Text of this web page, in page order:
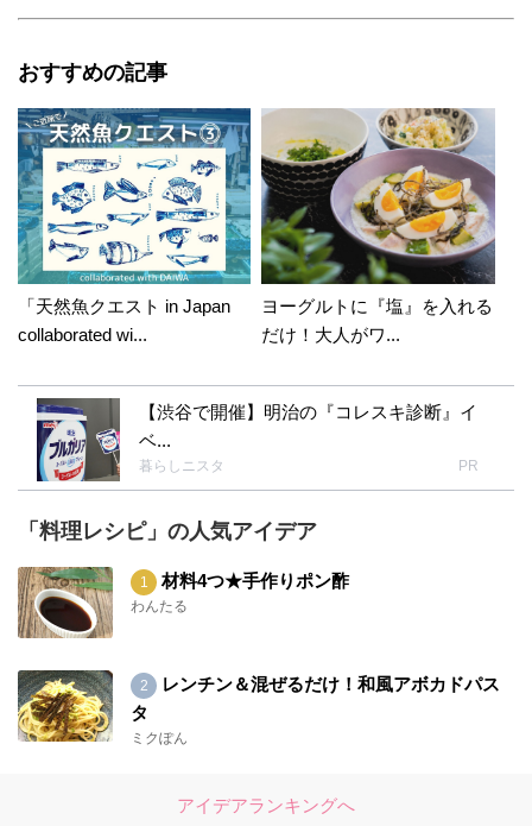
2018年1月12日 17:59
ひこまるさん、こんばんは。 美味しそうな豚マヨ
チーズレシピですね!(^^)! 早速お弁当のおかずに作
りたいと思います☆ インフル大変でしたね（涙）
辛さがよく分かります。 きっとお疲れだったので
すね。 ゆっくり休んで早く回復されますように。
今年もステキなひこまるさんの投稿を楽しみにし
ています！！
ひこまる
2018年01月15日 09:33:09
sawa.rararaさん。おはようございます。遅くな
りましたが、新年あけましておめでとうござい
ます。今年もどうぞ、よろしくお願い致します
た(ノ◇≦。) 温かいコメント。とっても嬉し
かったです♡ありがとうございました(⌒▽⌒）
お正月ゆっくりお時間過ごされましたでしょう
か？ 優しいお気遣いが栄養剤となって、私の体
にも心にもありがたいです♪ 人様に移さずに済
頂けるっとの事で、とっても嬉しいです
おすすめの記事
「天然魚クエスト in Japan
collaborated wi...
ヨーグルトに『塩』を入れる
だけ！大人がワ...
【渋谷で開催】明治の『コレスキ診断』イ
ベ...
暮らしニスタ PR
「料理レシピ」の人気アイデア
材料4つ★手作りポン酢
わんたる
レンチン＆混ぜるだけ！和風アボカドパス
タ
ミクぽん
アイデアランキングへ